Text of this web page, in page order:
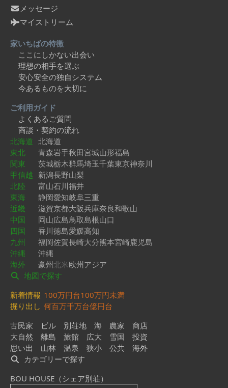
メッセージ
マイストリーム
家いちばの特徴
ここにしかない出会い
理想の相手を選ぶ
安心安全の独自システム
今あるものを大切に
ご利用ガイド
よくあるご質問
商談・契約の流れ
北海道 北海道
東北
青森岩手秋田宮城山形福島
関東
茨城栃木群馬埼玉千葉東京神奈川
甲信越 新潟長野山梨
北陸
富山石川福井
東海
静岡愛知岐阜三重
近畿
滋賀京都大阪兵庫奈良和歌山
中国
岡山広島鳥取島根山口
四国
香川徳島愛媛高知
九州
福岡佐賀長崎大分熊本宮崎鹿児島
沖縄
沖縄
海外
豪州北米欧州アジア
地図で探す
新着情報 100万円台100万円未満
掘り出し 何百万千万台億円台
古民家
ビル 別荘地 海 農家
商店
大自然
離島 旅館 広大 雪国
投資
思い出
山林 温泉 狭小 公共
海外
カテゴリーで探す
BOU HOUSE（シェア別荘）